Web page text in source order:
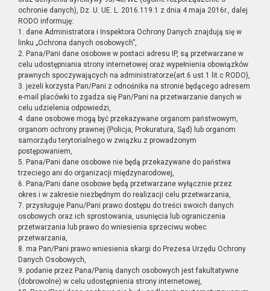
ochronie danych), Dz. U. UE. L. 2016.119.1 z dnia 4 maja 2016r., dalej
RODO informuję:
1. dane Administratora i Inspektora Ochrony Danych znajdują się w
linku „Ochrona danych osobowych”,
2. Pana/Pani dane osobowe w postaci adresu IP, są przetwarzane w
celu udostępniania strony internetowej oraz wypełnienia obowiązków
prawnych spoczywających na administratorze(art.6 ust.1 lit.c RODO),
3. jeżeli korzysta Pan/Pani z odnośnika na stronie będącego adresem
e-mail placówki to zgadza się Pan/Pani na przetwarzanie danych w
celu udzielenia odpowiedzi,
4. dane osobowe mogą być przekazywane organom państwowym,
organom ochrony prawnej (Policja, Prokuratura, Sąd) lub organom
samorządu terytorialnego w związku z prowadzonym
postępowaniem,
5. Pana/Pani dane osobowe nie będą przekazywane do państwa
trzeciego ani do organizacji międzynarodowej,
6. Pana/Pani dane osobowe będą przetwarzane wyłącznie przez
okres i w zakresie niezbędnym do realizacji celu przetwarzania,
7. przysługuje Panu/Pani prawo dostępu do treści swoich danych
osobowych oraz ich sprostowania, usunięcia lub ograniczenia
przetwarzania lub prawo do wniesienia sprzeciwu wobec
przetwarzania,
8. ma Pan/Pani prawo wniesienia skargi do Prezesa Urzędu Ochrony
Danych Osobowych,
9. podanie przez Pana/Panią danych osobowych jest fakultatywne
(dobrowolne) w celu udostępnienia strony internetowej,